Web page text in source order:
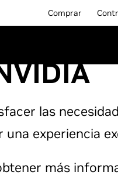
Comprar
las
experiencia
más